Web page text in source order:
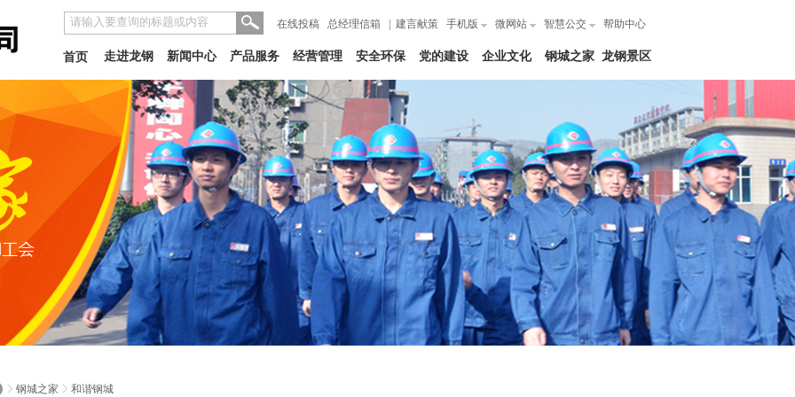
在线投稿 总经理信箱 建言献策 手机版 微网站 智慧公交 帮助中心
龙钢景区
钢城之家
企业文化
党的建设
安全环保
经营管理
产品服务
新闻中心
走进龙钢
首页
钢城之家 和谐钢城